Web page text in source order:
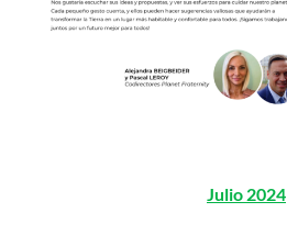
Julio 2024